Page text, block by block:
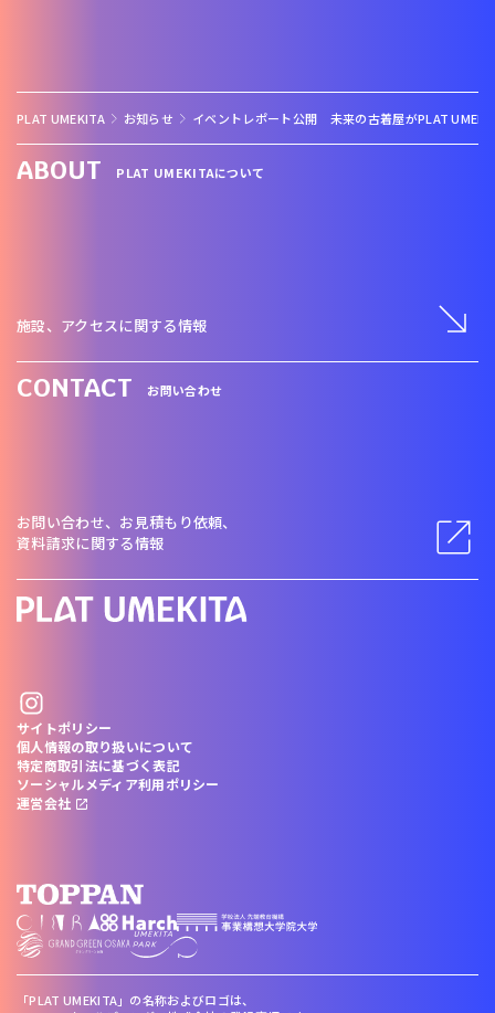
PLAT UMEKITA お知らせ イベントレポート公開 未来の古着屋がPLAT
ABOUT PLAT UMEKITAについて
施設、アクセスに関する情報
CONTACT お問い合わせ
お問い合わせ、お見積もり依頼、
資料請求に関する情報
サイトポリシー
個人情報の取り扱いについて
特定商取引法に基づく表記
ソーシャルメディア利用ポリシー
運営会社
「PLAT UMEKITA」の名称およびロゴは、